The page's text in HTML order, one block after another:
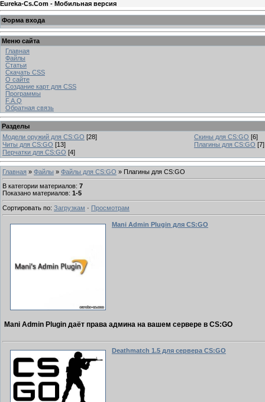
Eureka-Cs.Com - Мобильная версия
Форма входа
Меню сайта
Главная
Файлы
Статьи
Скачать CSS
О сайте
Создание карт для CSS
Программы
F.A.Q
Обратная связь
Разделы
Модели оружий для CS:GO [28] Скины для CS:GO [6]
Читы для CS:GO [13] Плагины для CS:GO [7]
Перчатки для CS:GO [4]
Главная » Файлы » Файлы для CS:GO » Плагины для CS:GO
В категории материалов: 7
Показано материалов: 1-5
Сортировать по: Загрузкам · Просмотрам
Mani Admin Plugin для CS:GO
Mani Admin Plugin даёт права админа на вашем сервере в CS:GO
Deathmatch 1.5 для сервера CS:GO